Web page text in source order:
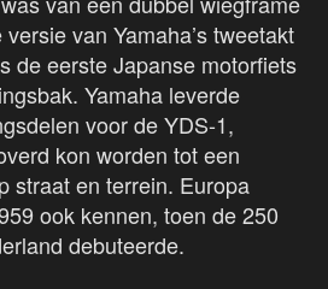
van Yamaha’s tweetakt
de eerste Japanse motorfiets
Yamaha leverde
voor de YDS-1,
kon worden tot een
straat en terrein. Europa
ook kennen, toen de 250
debuteerde.